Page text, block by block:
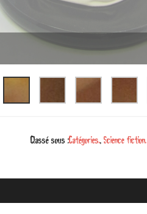
Classé sous :Catégories., Science fiction.